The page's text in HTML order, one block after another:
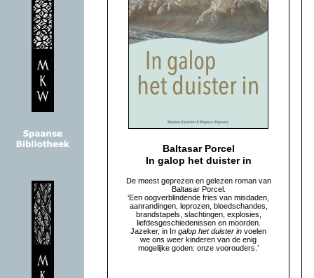
Baltasar Porcel
In galop het duister in
De meest geprezen en gelezen roman van
Baltasar Porcel.
‘Een oogverblindende fries van misdaden,
aanrandingen, leprozen, bloedschandes,
brandstapels, slachtingen, explosies,
liefdesgeschiedenissen en moorden.
Jazeker, in In galop het duister in voelen
we ons weer kinderen van de enig
mogelijke goden: onze voorouders.’